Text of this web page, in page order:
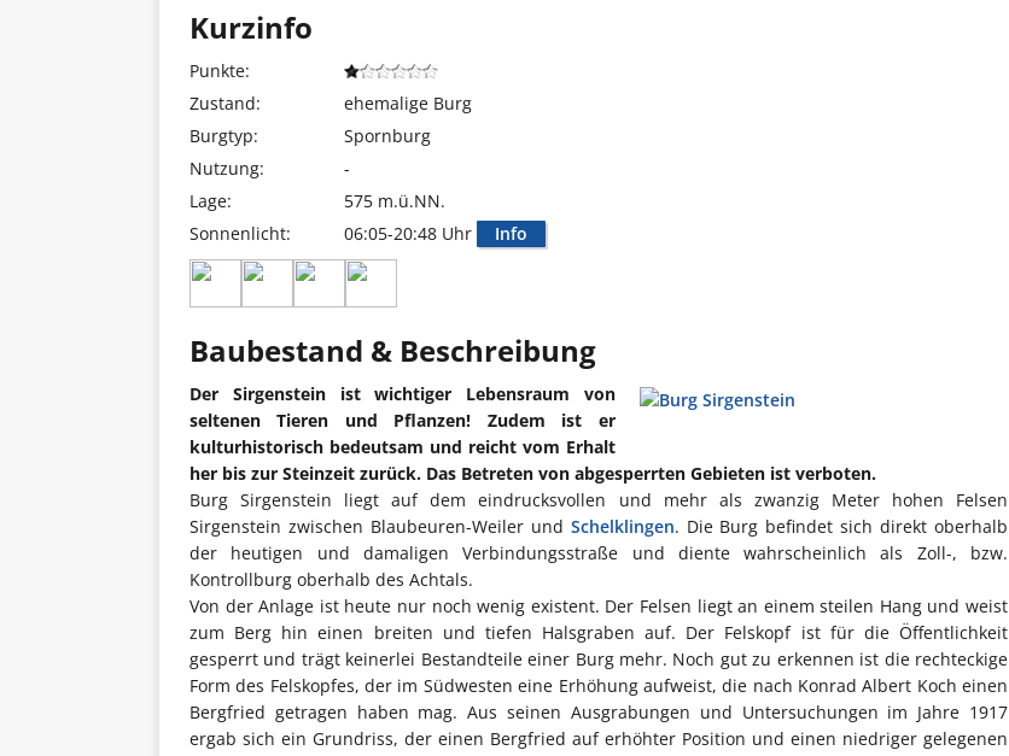
Kurzinfo
Punkte:
Zustand:
ehemalige Burg
Burgtyp:
Spornburg
Nutzung:
-
Lage:
575 m.ü.NN.
Sonnenlicht:
06:05-20:48 Uhr Info
Baubestand & Beschreibung
Der Sirgenstein ist wichtiger Lebensraum von
seltenen Tieren und Pflanzen! Zudem ist er
kulturhistorisch bedeutsam und reicht vom Erhalt
her bis zur Steinzeit zurück. Das Betreten von abgesperrten Gebieten ist verboten.
Burg Sirgenstein liegt auf dem eindrucksvollen und mehr als zwanzig Meter hohen Felsen
Sirgenstein zwischen Blaubeuren-Weiler und Schelklingen. Die Burg befindet sich direkt oberhalb
der heutigen und damaligen Verbindungsstraße und diente wahrscheinlich als Zoll-, bzw.
Kontrollburg oberhalb des Achtals.
Von der Anlage ist heute nur noch wenig existent. Der Felsen liegt an einem steilen Hang und weist
zum Berg hin einen breiten und tiefen Halsgraben auf. Der Felskopf ist für die Öffentlichkeit
gesperrt und trägt keinerlei Bestandteile einer Burg mehr. Noch gut zu erkennen ist die rechteckige
Form des Felskopfes, der im Südwesten eine Erhöhung aufweist, die nach Konrad Albert Koch einen
Bergfried getragen haben mag. Aus seinen Ausgrabungen und Untersuchungen im Jahre 1917
ergab sich ein Grundriss, der einen Bergfried auf erhöhter Position und einen niedriger gelegenen